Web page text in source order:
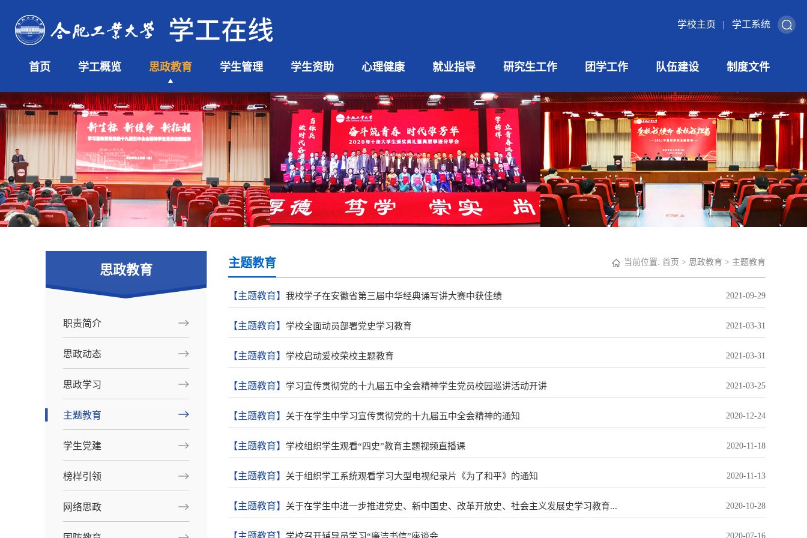
学校主页 | 学工系统
首页 学工概览 思政教育 学生管理 学生资助 心理健康 就业指导 研究生工作 团学工作 队伍建设 制度文件
思政教育
职责简介
思政动态
思政学习
主题教育
学生党建
榜样引领
网络思政
主题教育 当前位置: 首页 > 思政教育 > 主题教育
【主题教育】 2021-09-29
我校学子在安徽省第三届中华经典诵写讲大赛中获佳绩
【主题教育】 2021-03-31
学校全面动员部署党史学习教育
【主题教育】 2021-03-31
学校启动爱校荣校主题教育
【主题教育】 2021-03-25
学习宣传贯彻党的十九届五中全会精神学生党员校园巡讲活动开讲
【主题教育】 2020-12-24
关于在学生中学习宣传贯彻党的十九届五中全会精神的通知
【主题教育】 2020-11-18
学校组织学生观看“四史”教育主题视频直播课
【主题教育】 2020-11-13
关于组织学工系统观看学习大型电视纪录片《为了和平》的通知
【主题教育】 2020-10-28
关于在学生中进一步推进党史、新中国史、改革开放史、社会主义发展史学习教育...
【主题教育】 2020-07-16